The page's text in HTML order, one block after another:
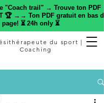
"Coach trail" → Trouve ton PDF
🏆 →→ Ton PDF gratuit en bas de
page! ⏳ 24h only ⏳
du sport |
Coaching